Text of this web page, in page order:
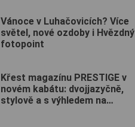
Vánoce v Luhačovicích? Více
světel, nové ozdoby i Hvězdný
fotopoint
Křest magazínu PRESTIGE v
novém kabátu: dvojjazyčně,
stylově a s výhledem na